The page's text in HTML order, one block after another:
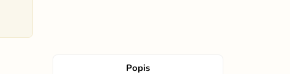
Popis